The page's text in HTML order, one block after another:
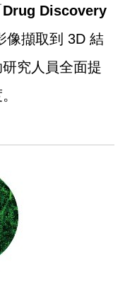
Drug Discovery
像擷取到 3D 結
究人員全面提